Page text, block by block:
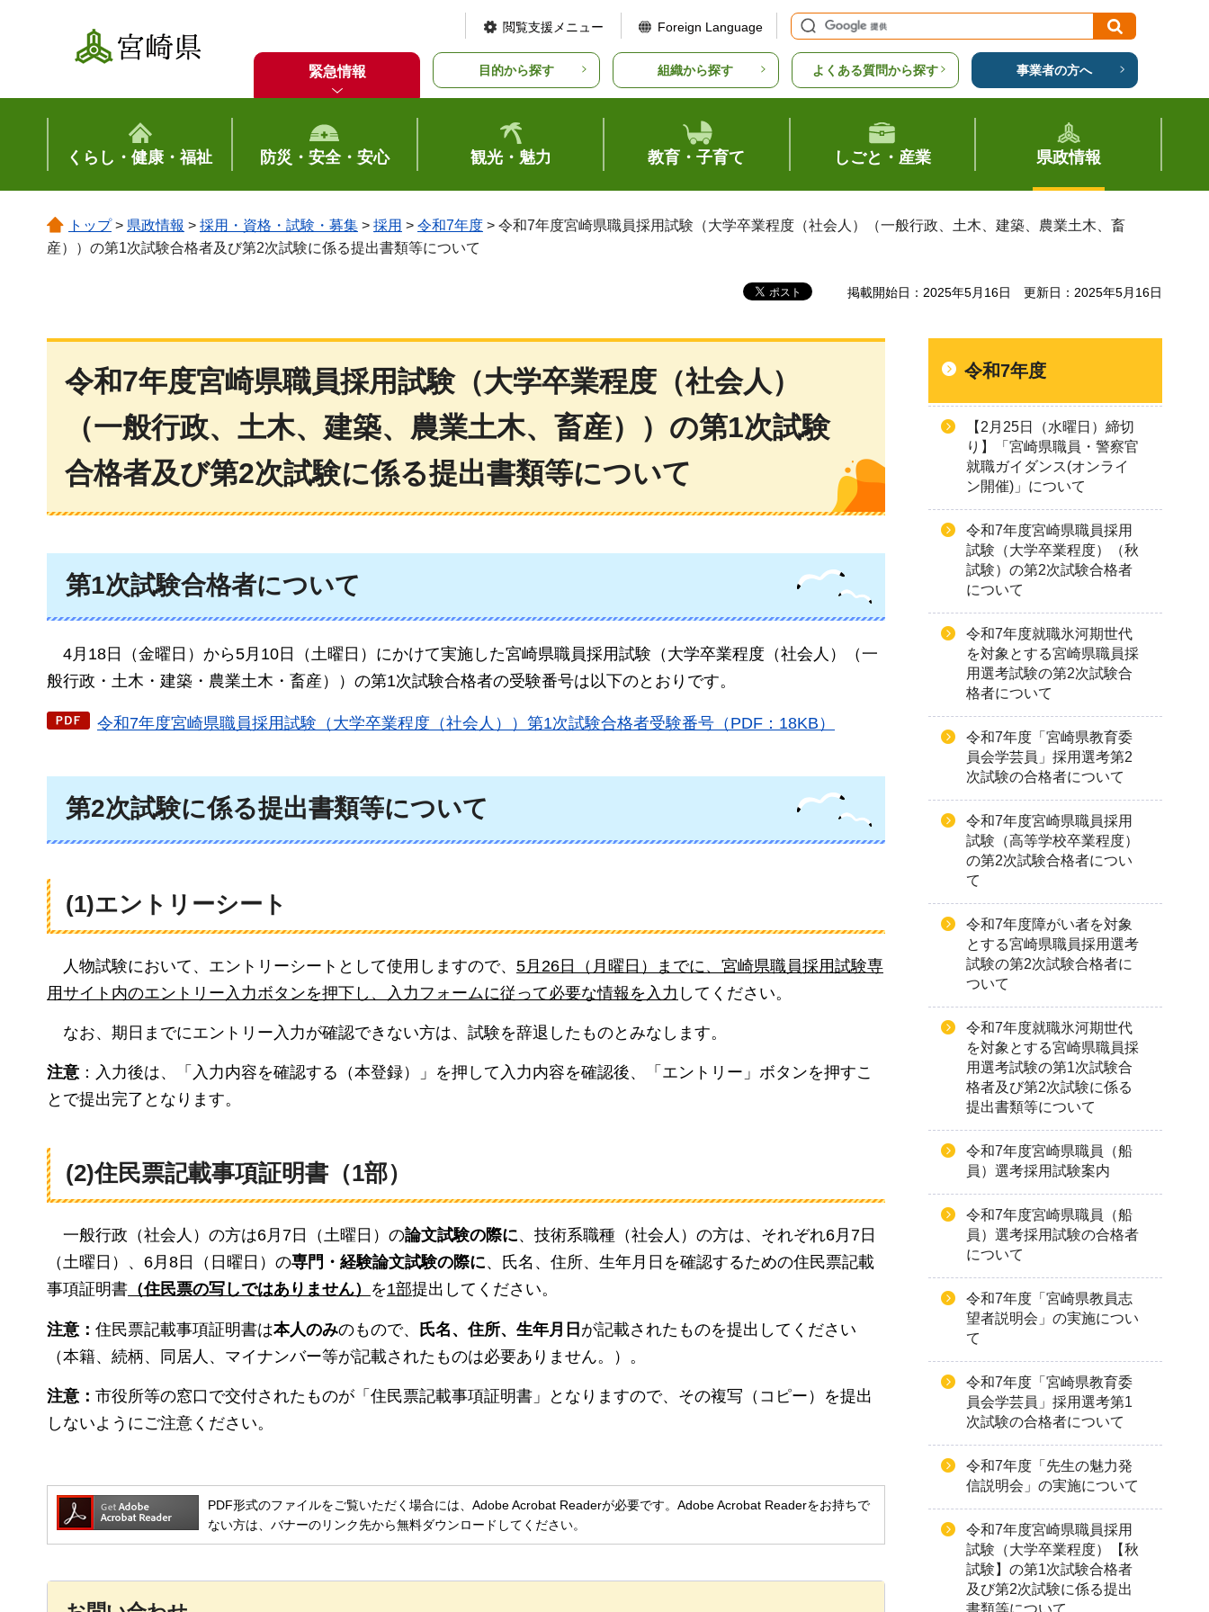
宮崎県
閲覧支援メニュー Foreign Language
緊急情報 目的から探す 組織から探す よくある質問から探す 事業者の方へ
くらし・健康・福祉 防災・安全・安心 観光・魅力 教育・子育て しごと・産業 県政情報
トップ> 県政情報 > 採用・資格・試験・募集 > 採用 > 令和7年度 > 令和7年度宮崎県職員採用試験（大学卒業程度（社会人）（一般行政、土木、建築、農業土木、畜
産））の第1次試験合格者及び第2次試験に係る提出書類等について
掲載開始日：2025年5月16日 更新日：2025年5月16日
令和7年度宮崎県職員採用試験（大学卒業程度（社会人）
（一般行政、土木、建築、農業土木、畜産））の第1次試験
合格者及び第2次試験に係る提出書類等について
第1次試験合格者について
4月18 日（金曜日）から5月10日（土曜日）にかけて実施した宮崎県職員採用試験（大学卒業程度（社会人）（一
般行政・土木・建築・農業土木・畜産））の第1次試験合格者の受験番号は以下のとおりです。
令和7年度宮崎県職員採用試験（大学卒業程度（社会人））第1次試験合格者受験番号（PDF：18KB）
第2次試験に係る提出書類等について
(1)エントリーシート
人物試験において、エントリーシートとして使用しますので、 5月26日（月曜日）までに、宮崎県職員採用試験専
用サイト内のエントリー入力ボタンを押下し、入力フォームに従って必要な情報を入力 してください。
なお、期日までにエントリー入力が確認できない方は、試験を辞退したものとみなします。
注意 ：入力後は、「入力内容を確認する（本登録）」を押して入力内容を確認後、「エントリー」ボタンを押すこ
とで提出完了となります。
(2)住民票記載事項証明書（1部）
一般行政（社会人）の方は6月7日（土曜日）の論文試験の際に、技術系職種（社会人）の方は、それぞれ6月7日
（土曜日）、6月8日（日曜日）の専門・経験論文試験の際に、氏名、住所、生年月日を確認するための住民票記載
事項証明書 （住民票の写しではありません） を1部提出してください。
注意： 住民票記載事項証明書は本人のみのもので、 氏名、住所、生年月日 が記載されたものを提出してください
（本籍、続柄、同居人、マイナンバー等が記載されたものは必要ありません。）。
注意： 市役所等の窓口で交付されたものが「住民票記載事項証明書」となりますので、その複写（コピー）を提出
しないようにご注意ください。
PDF形式のファイルをご覧いただく場合には、Adobe Acrobat Readerが必要です。Adobe Acrobat Readerをお持ちで
ない方は、バナーのリンク先から無料ダウンロードしてください。
令和7年度
【2月25日（水曜日）締切
り】「宮崎県職員・警察官
就職ガイダンス(オンライ
ン開催)」について
令和7年度宮崎県職員採用
試験（大学卒業程度）（秋
試験）の第2次試験合格者
について
令和7年度就職氷河期世代
を対象とする宮崎県職員採
用選考試験の第2次試験合
格者について
令和7年度「宮崎県教育委
員会学芸員」採用選考第2
次試験の合格者について
令和7年度宮崎県職員採用
試験（高等学校卒業程度）
の第2次試験合格者につい
て
令和7年度障がい者を対象
とする宮崎県職員採用選考
試験の第2次試験合格者に
ついて
令和7年度就職氷河期世代
を対象とする宮崎県職員採
用選考試験の第1次試験合
格者及び第2次試験に係る
提出書類等について
令和7年度宮崎県職員（船
員）選考採用試験案内
令和7年度宮崎県職員（船
員）選考採用試験の合格者
について
令和7年度「宮崎県教員志
望者説明会」の実施につい
て
令和7年度「宮崎県教育委
員会学芸員」採用選考第1
次試験の合格者について
令和7年度「先生の魅力発
信説明会」の実施について
令和7年度宮崎県職員採用
試験（大学卒業程度）【秋
試験】の第1次試験合格者
及び第2次試験に係る提出
書類等について